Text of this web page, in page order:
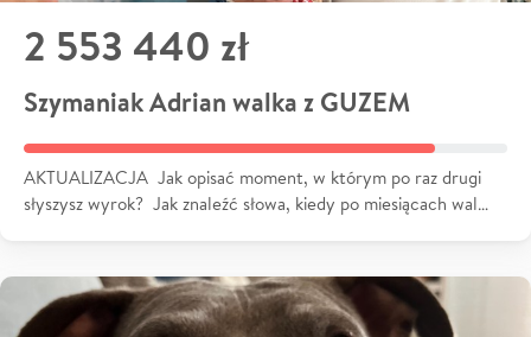
2 553 440 zł
Szymaniak Adrian walka z GUZEM
AKTUALIZACJA Jak opisać moment, w którym po raz drugi
słyszysz wyrok? Jak znaleźć słowa, kiedy po miesiącach wal…